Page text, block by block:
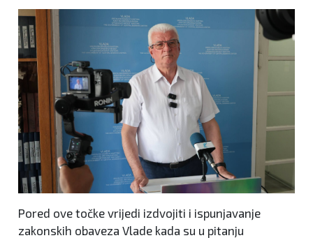
Pored ove točke vrijedi izdvojiti i ispunjavanje
zakonskih obaveza Vlade kada su u pitanju